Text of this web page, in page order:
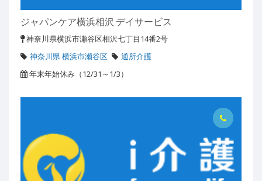
ジャパンケア横浜相沢 デイサービス
神奈川県横浜市瀬谷区相沢七丁目14番2号
神奈川県 横浜市瀬谷区
通所介護
年末年始休み（12/31～1/3）